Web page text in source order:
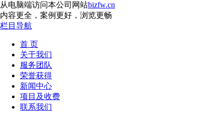
从电脑端访问本公司网站bizfw.cn
内容更全，案例更好，浏览更畅
栏目导航
首 页
关于我们
服务团队
荣誉获得
新闻中心
项目及收费
联系我们